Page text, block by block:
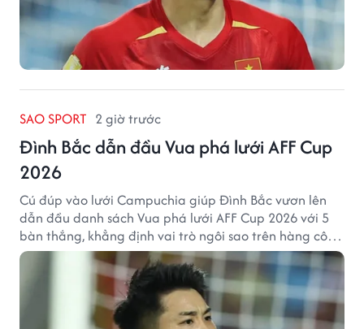
SAO SPORT 2 giờ trước
Đình Bắc dẫn đầu Vua phá lưới AFF Cup
2026
Cú đúp vào lưới Campuchia giúp Đình Bắc vươn lên
dẫn đầu danh sách Vua phá lưới AFF Cup 2026 với 5
bàn thắng, khẳng định vai trò ngôi sao trên hàng công
tuyển Việt Nam.